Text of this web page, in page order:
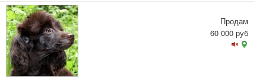
Продам
60 000 руб